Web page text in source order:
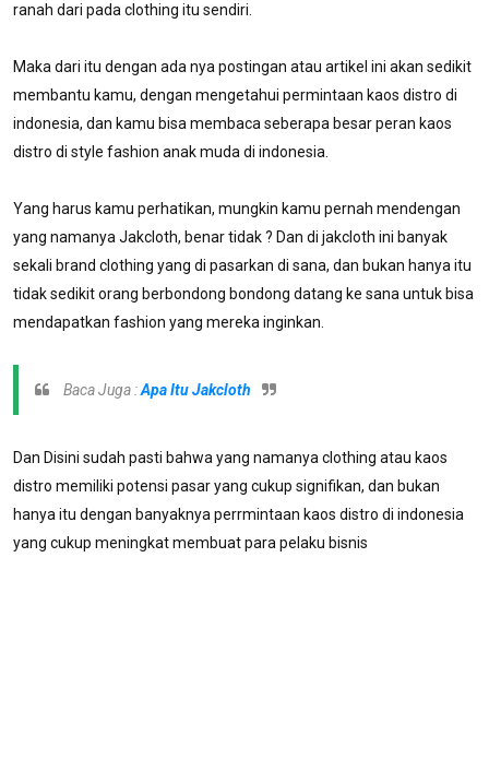
ranah dari pada clothing itu sendiri.
Maka dari itu dengan ada nya postingan atau artikel ini akan sedikit
membantu kamu, dengan mengetahui permintaan kaos distro di
indonesia, dan kamu bisa membaca seberapa besar peran kaos
distro di style fashion anak muda di indonesia.
Yang harus kamu perhatikan, mungkin kamu pernah mendengan
yang namanya Jakcloth, benar tidak ? Dan di jakcloth ini banyak
sekali brand clothing yang di pasarkan di sana, dan bukan hanya itu
tidak sedikit orang berbondong bondong datang ke sana untuk bisa
mendapatkan fashion yang mereka inginkan.
Baca Juga :Apa Itu Jakcloth
Dan Disini sudah pasti bahwa yang namanya clothing atau kaos
distro memiliki potensi pasar yang cukup signifikan, dan bukan
hanya itu dengan banyaknya perrmintaan kaos distro di indonesia
yang cukup meningkat membuat para pelaku bisnis